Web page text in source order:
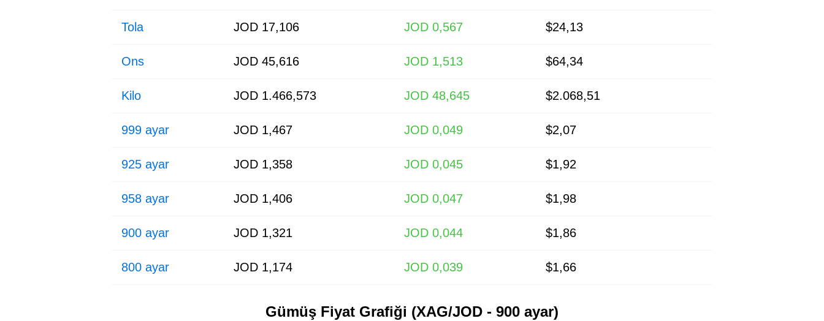
Tola JOD 17,106 JOD 0,567 $24,13
Ons JOD 45,616 JOD 1,513 $64,34
Kilo JOD 1.466,573 JOD 48,645 $2.068,51
999 ayar JOD 1,467 JOD 0,049 $2,07
925 ayar JOD 1,358 JOD 0,045 $1,92
958 ayar JOD 1,406 JOD 0,047 $1,98
900 ayar JOD 1,321 JOD 0,044 $1,86
800 ayar JOD 1,174 JOD 0,039 $1,66
Gümüş Fiyat Grafiği (XAG/JOD - 900 ayar)